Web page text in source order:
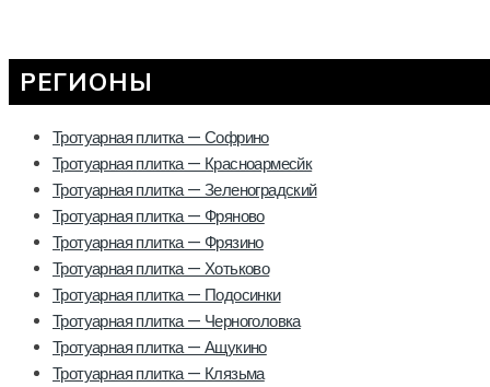
РЕГИОНЫ
Тротуарная плитка — Софрино
Тротуарная плитка — Красноармесйк
Тротуарная плитка — Зеленоградский
Тротуарная плитка — Фряново
Тротуарная плитка — Фрязино
Тротуарная плитка — Хотьково
Тротуарная плитка — Подосинки
Тротуарная плитка — Черноголовка
Тротуарная плитка — Ащукино
Тротуарная плитка — Клязьма